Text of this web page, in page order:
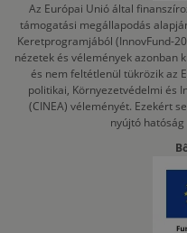
Az Európai Unió által
támogatási megállapodás
Keretprogramjából (InnovFund-
nézetek és vélemények azonban
és nem feltétlenül tükrözik az
politikai, Környezetvédelmi és
(CINEA) véleményét. Ezekért
nyújtó